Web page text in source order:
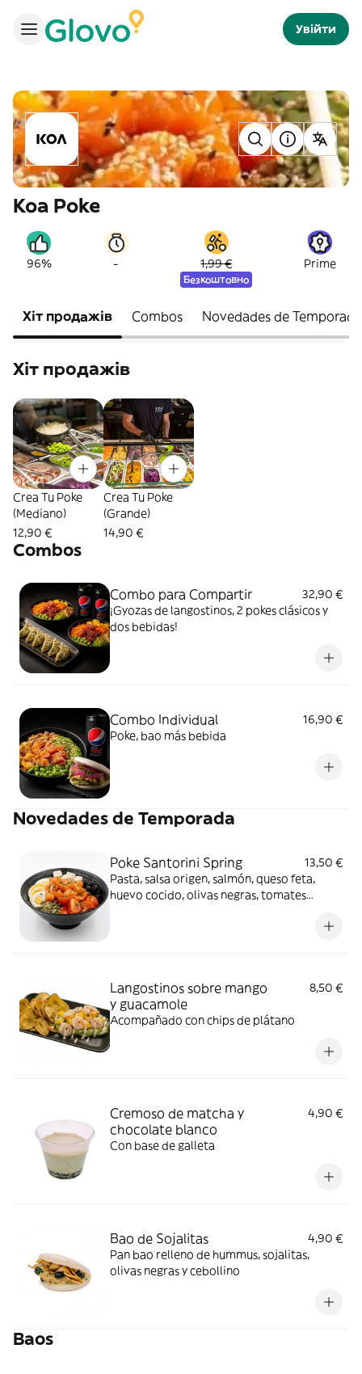
Увійти
Koa Poke
96% - 1,99 €
Безкоштовно
Prime
Хіт продажів Combos Novedades de Temporada
Хіт продажів
Crea Tu Poke
(Mediano)
12,90 €
Crea Tu Poke
(Grande)
14,90 €
Combos
Combo para Compartir
32,90 €
¡Gyozas de langostinos, 2 pokes clásicos y
dos bebidas!
Combo Individual
16,90 €
Poke, bao más bebida
Novedades de Temporada
Poke Santorini Spring
13,50 €
Pasta, salsa origen, salmón, queso feta,
huevo cocido, olivas negras, tomates
Langostinos sobre mango
y guacamole
8,50 €
Acompañado con chips de plátano
Cremoso de matcha y
chocolate blanco
4,90 €
Con base de galleta
Bao de Sojalitas
4,90 €
Pan bao relleno de hummus, sojalitas,
olivas negras y cebollino
Baos